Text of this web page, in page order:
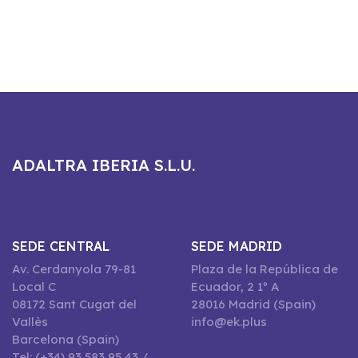
ADALTRA IBERIA S.L.U.
SEDE CENTRAL
Av. Cerdanyola 79-81
Local C
08172 Sant Cugat del
Vallès
Barcelona (Spain)
SEDE MADRID
Plaza de la República de
Ecuador, 2 1º A
28016 Madrid (Spain)
info@ek.plus